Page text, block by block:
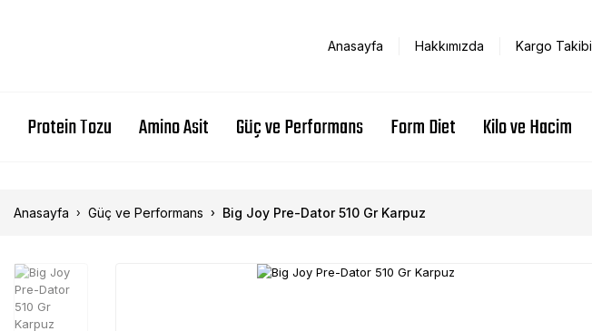
Anasayfa Hakkımızda Kargo Takibi
Protein Tozu Amino Asit Güç ve Performans Form Diet Kilo ve Hacim
Anasayfa Güç ve Performans Big Joy Pre-Dator 510 Gr Karpuz